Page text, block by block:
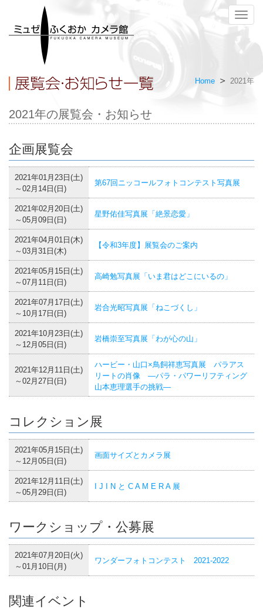
メ
ニ
Home 2021年
2021年の展覧会・お知らせ
企画展覧会
2021年01月23日(土)
～02月14日(日)
第67回ニッコールフォトコンテスト写真展
2021年02月20日(土)
～05月09日(日)
星野佑佳写真展「絶景恋愛」
2021年04月01日(木)
～03月31日(木)
【令和3年度】展覧会のご案内
2021年05月15日(土)
～07月11日(日)
高崎勉写真展「いま君はどこにいるの」
2021年07月17日(土)
～10月17日(日)
岩合光昭写真展「ねこづくし」
2021年10月23日(土)
～12月05日(日)
岩橋崇至写真展「わが心の山」
2021年12月11日(土)
～02月27日(日)
ハービー・山口×鳥飼祥恵写真展 パラアス
リートの肖像 ―パラ・パワーリフティング
山本恵理選手の挑戦―
コレクション展
2021年05月15日(土)
～12月05日(日)
画面サイズとカメラ展
2021年12月11日(土)
～05月29日(日)
I J I N と C A M E R A 展
ワークショップ・公募展
2021年07月20日(火)
～01月10日(月)
ワンダーフォトコンテスト 2021-2022
関連イベント